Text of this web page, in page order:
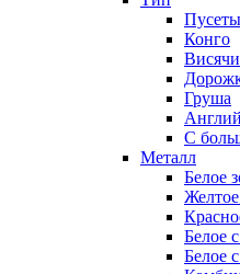
Пусеты
Конго
Груша
С
Металл
Белое
Белое
Белое